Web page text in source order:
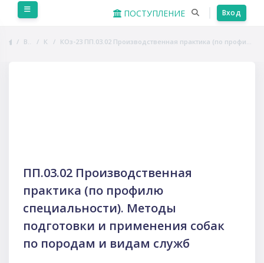
Перейти к основному содержанию
ПОСТУПЛЕНИЕ Вход
В начало Курсы КОз-23 ПП.03.02 Производственная практика (по профилю специальности). Методы подготовки и применения собак по породам и видам служб
ПП.03.02 Производственная
практика (по профилю
специальности). Методы
подготовки и применения собак
по породам и видам служб